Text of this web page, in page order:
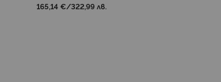
165,14 €/322,99 лв.